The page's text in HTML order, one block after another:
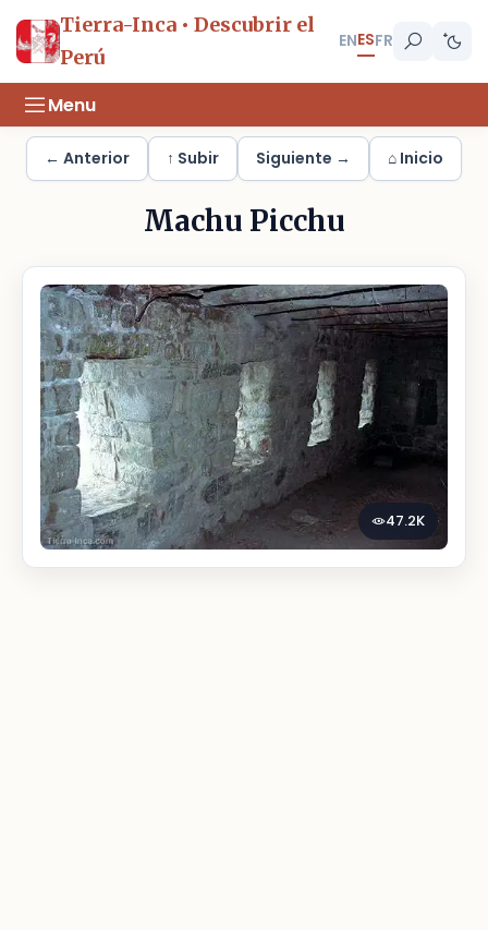
Tierra-Inca • Descubrir el
Perú
ENESFR
Menu
← Anterior ↑ Subir Siguiente → ⌂ Inicio
Machu Picchu
47.2K